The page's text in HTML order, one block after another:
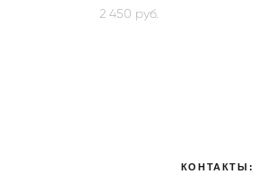
2 450 pуб.
КОНТАКТЫ: